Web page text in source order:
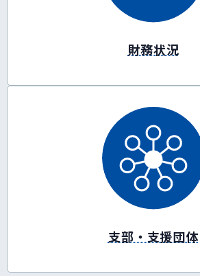
財務状況
支部・支援団体